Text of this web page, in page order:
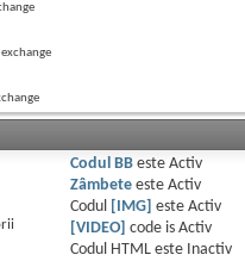
Codul BBeste Activ
Zâmbeteeste Activ
Codul
[IMG] este Activ
[VIDEO] code is Activ
Codul HTML este
Inactiv